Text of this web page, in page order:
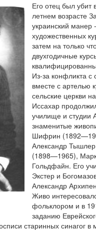
Его отец был убит
летнем возрасте
украинский манер
художественных
затем на только
двухгодичные
Из-за конфликта
вместе с артелью
сельские церкви
Иссахар
училище и студии
знаменитые
Шифрин
Александр
(1898—1965),
Гольдфайн. Его
Экстер и
Александр
Живо
фольклором и в
заданию
старинных синагог в